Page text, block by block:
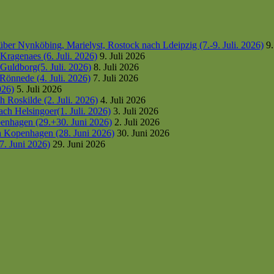
Nynköbing, Marielyst, Rostock nach Ldeipzig (7.-9. Juli. 2026)
(6. Juli. 2026) 9. Juli 2026
Juli. 2026) 8. Juli 2026
(4. Juli. 2026) 7. Juli 2026
5. Juli 2026
Roskilde (2. Juli. 2026) 4. Juli 2026
Helsingoer(1. Juli. 2026) 3. Juli 2026
(29.+30. Juni 2026) 2. Juli 2026
(28. Juni 2026) 30. Juni 2026
Juni 2026) 29. Juni 2026